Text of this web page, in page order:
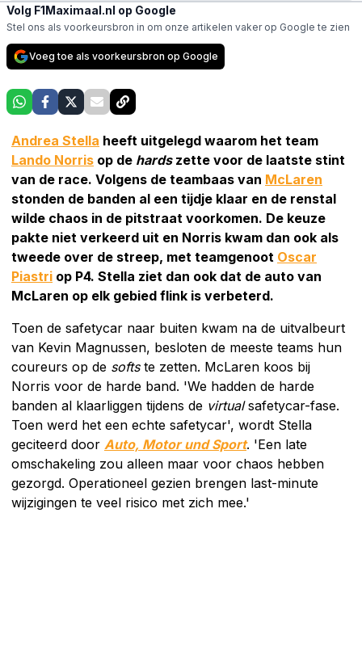
Volg F1Maximaal.nl op Google
Stel ons als voorkeursbron in om onze artikelen vaker op Google te zien
Voeg toe als voorkeursbron op Google
Andrea Stella heeft uitgelegd waarom het team
Lando Norris op de hards zette voor de laatste stint
van de race. Volgens de teambaas van McLaren
stonden de banden al een tijdje klaar en de renstal
wilde chaos in de pitstraat voorkomen. De keuze
pakte niet verkeerd uit en Norris kwam dan ook als
tweede over de streep, met teamgenoot Oscar
Piastri op P4. Stella ziet dan ook dat de auto van
McLaren op elk gebied flink is verbeterd.
Toen de safetycar naar buiten kwam na de uitvalbeurt
van Kevin Magnussen, besloten de meeste teams hun
coureurs op de softs te zetten. McLaren koos bij
Norris voor de harde band. 'We hadden de harde
banden al klaarliggen tijdens de virtualsafetycar-fase.
Toen werd het een echte safetycar', wordt Stella
geciteerd door Auto, Motor und Sport. 'Een late
omschakeling zou alleen maar voor chaos hebben
gezorgd. Operationeel gezien brengen last-minute
wijzigingen te veel risico met zich mee.'